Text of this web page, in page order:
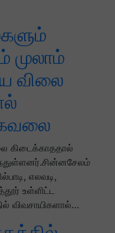
முலாம்
விலை
கிடைக்காததால்
எலவடி,
உள்ளிட்ட
விவசாயிகளால்…